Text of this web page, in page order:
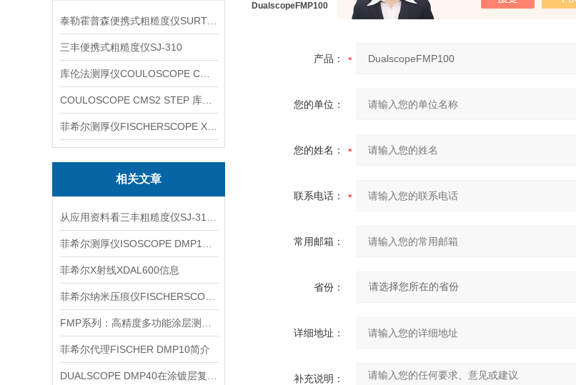
三丰便携式粗糙度仪SJ-310
相关文章
菲希尔X射线XDAL600信息
菲希尔代理FISCHER DMP10简介
DualscopeFMP100
产品：
您的单位：
您的姓名：
联系电话：
常用邮箱：
省份：
详细地址：
补充说明：